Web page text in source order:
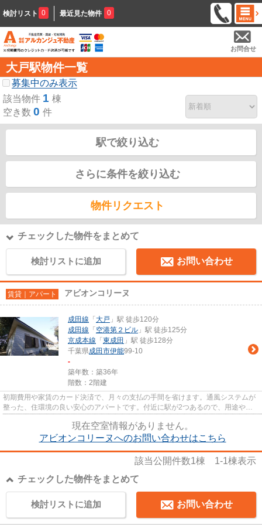
検討リスト 0 最近見た物件 0
お問合せ
大戸駅物件一覧
募集中のみ表示
該当物件 1 棟
空き数 0 件
駅で絞り込む
さらに条件を絞り込む
物件リクエスト
チェックした物件をまとめて
検討リストに追加 お問い合わせ
賃貸｜アパート アビオンコリーヌ
成田線 「 大戸 」駅 徒歩120分
成田線 「 空港第２ビル 」駅 徒歩125分
京成本線 「 東成田 」駅 徒歩128分
千葉県成田市伊能99-10
-
築年数：築36年
階数：2階建
初期費用や家賃のカード決済で、月々の支払の手間を省けます。通風システムが
整った、住環境の良い安心のアパートです。付近に駅が2つあるので、用途や行
現在空室情報がありません。
アビオンコリーヌへのお問い合わせはこちら
該当公開件数1棟 1-1棟表示
チェックした物件をまとめて
お問い合わせ
検討リストに追加